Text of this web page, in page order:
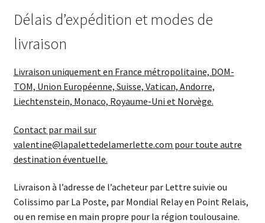
Délais d’expédition et modes de
livraison
Livraison uniquement en France métropolitaine, DOM-
TOM, Union Européenne, Suisse, Vatican, Andorre,
Liechtenstein, Monaco, Royaume-Uni et Norvège.
Contact par mail sur
valentine@lapalettedelamerlette.com pour toute autre
destination éventuelle.
Livraison à l’adresse de l’acheteur par Lettre suivie ou
Colissimo par La Poste, par Mondial Relay en Point Relais,
ou en remise en main propre pour la région toulousaine.